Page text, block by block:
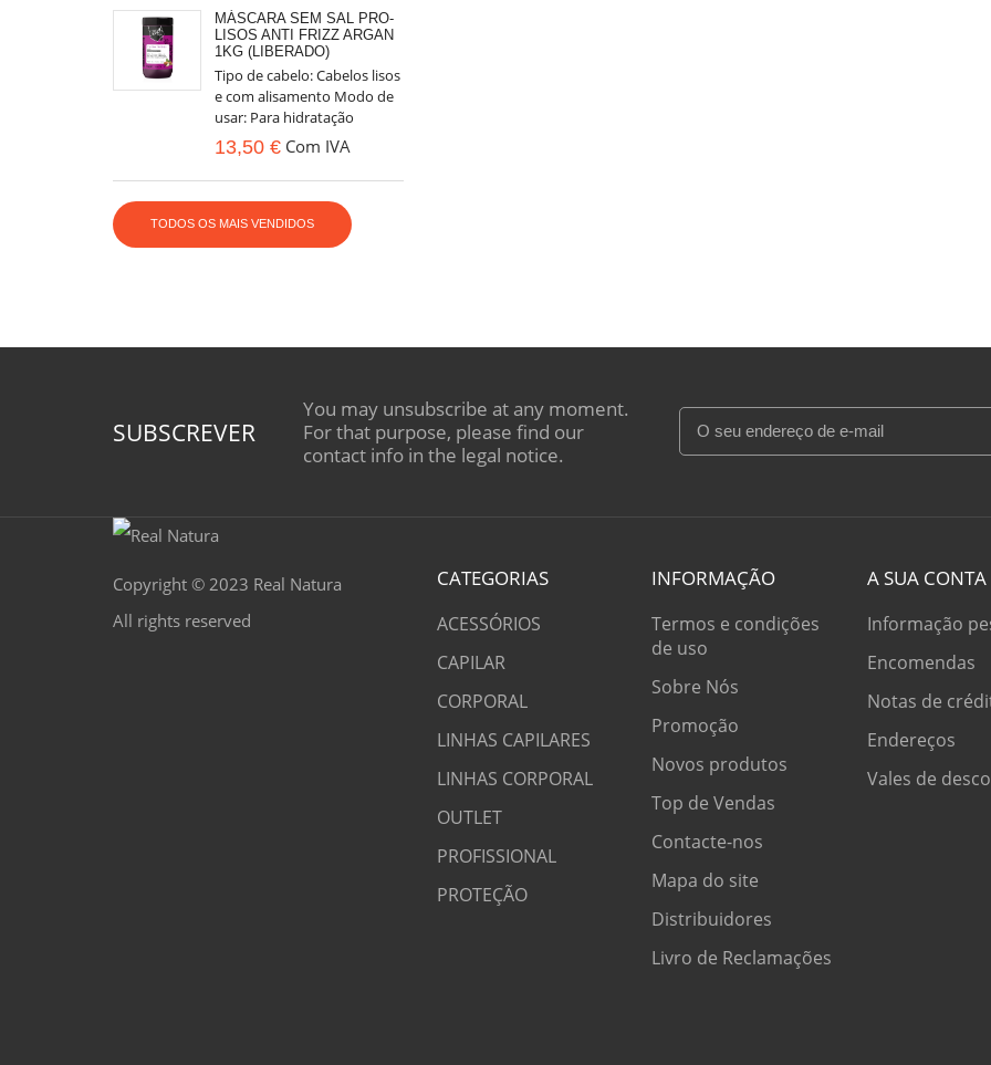
MÁSCARA SEM SAL PRO-
LISOS ANTI FRIZZ ARGAN
1KG (LIBERADO)
Tipo de cabelo: Cabelos lisos
e com alisamento Modo de
usar: Para hidratação
regular – após a lavagem,
aplicar por todo o cabelo
húmido/molhado....
13,50 € Com IVA
TODOS OS MAIS VENDIDOS
SUBSCREVER
You may unsubscribe at any moment.
For that purpose, please find our
contact info in the legal notice.
Copyright © 2023 Real Natura
All rights reserved
CATEGORIAS
ACESSÓRIOS
CAPILAR
CORPORAL
LINHAS CAPILARES
LINHAS CORPORAL
OUTLET
PROFISSIONAL
PROTEÇÃO
INFORMAÇÃO
Termos e condições
de uso
Sobre Nós
Promoção
Novos produtos
Top de Vendas
Contacte-nos
Mapa do site
Distribuidores
Livro de Reclamações
A SUA CONTA
Informação
Encomendas
Notas de
Endereços
Vales de